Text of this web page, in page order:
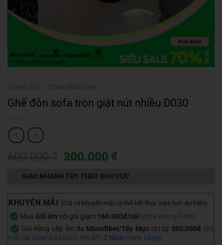
Ghế đôn sofa tròn giật nút nhiều D030
600.000 ₫
Giá
là:
300.000 ₫Giá
tại
300.000 ₫.
GIAO NHANH TÙY THEO KHU VỰC
KHUYẾN MÃI (Giá và khuyến mãi có thể kết thúc sớm hơn dự kiến)
Mua Gối ôm với giá giảm 160.000đ/cái (click xem gối ôm)
Gói nâng cấp lên da Microfiber/Tẩy Mựcchỉ từ 300,000đ (Bề
mặt da được Bảo hành lên đến 2 Năm chính hãng)